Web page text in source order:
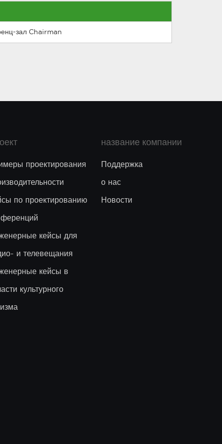
зал Chairman
проектирования
по проектированию
кейсы для
и телевещания
кейсы в
культурного
название компании
Поддержка
о нас
Новости